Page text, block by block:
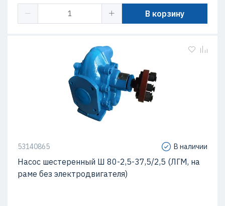
В корзину
53140865 В наличии
Насос шестеренный Ш 80-2,5-37,5/2,5 (ЛГМ, на
раме без электродвигателя)